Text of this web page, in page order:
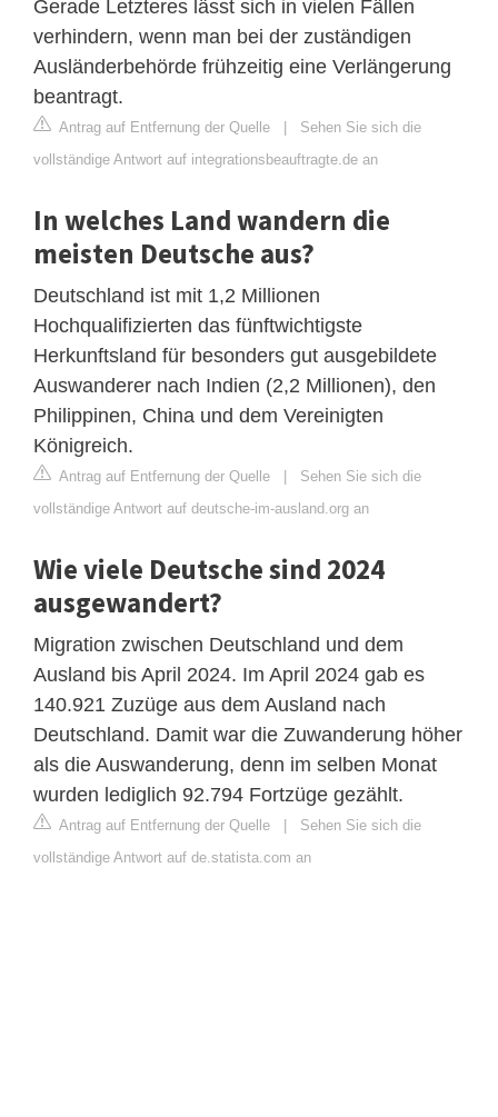
Gerade Letzteres lässt sich in vielen Fällen
verhindern, wenn man bei der zuständigen
Ausländerbehörde frühzeitig eine Verlängerung
beantragt.
Antrag auf Entfernung der Quelle | Sehen Sie sich die
vollständige Antwort auf integrationsbeauftragte.de an
In welches Land wandern die
meisten Deutsche aus?
Deutschland ist mit 1,2 Millionen
Hochqualifizierten das fünftwichtigste
Herkunftsland für besonders gut ausgebildete
Auswanderer nach Indien (2,2 Millionen), den
Philippinen, China und dem Vereinigten
Königreich.
Antrag auf Entfernung der Quelle | Sehen Sie sich die
vollständige Antwort auf deutsche-im-ausland.org an
Wie viele Deutsche sind 2024
ausgewandert?
Migration zwischen Deutschland und dem
Ausland bis April 2024. Im April 2024 gab es
140.921 Zuzüge aus dem Ausland nach
Deutschland. Damit war die Zuwanderung höher
als die Auswanderung, denn im selben Monat
wurden lediglich 92.794 Fortzüge gezählt.
Antrag auf Entfernung der Quelle | Sehen Sie sich die
vollständige Antwort auf de.statista.com an